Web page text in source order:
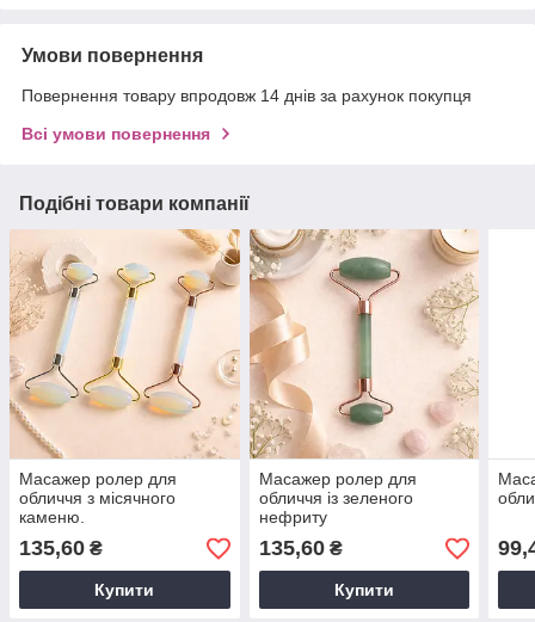
Умови повернення
Повернення товару впродовж 14 днів за рахунок покупця
Всі умови повернення
Подібні товари компанії
Масажер ролер для
обличчя з місячного
каменю.
135,60 ₴
Купити
Масажер ролер для
обличчя із зеленого
нефриту
135,60₴
Купити